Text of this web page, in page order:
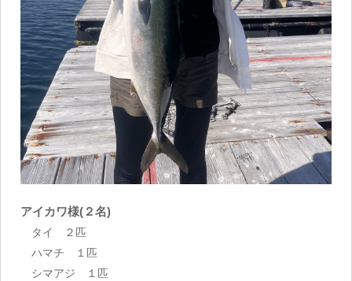
アイカワ様(２名)
タイ ２匹
ハマチ １匹
シマアジ １匹